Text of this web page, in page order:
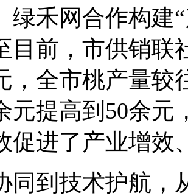
绿禾网合作构
目前，市供销联
，全市桃产量较
元提高到50余元
促进了产业增效
同到技术护航，